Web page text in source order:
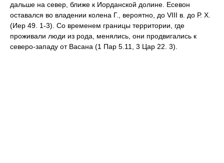
дальше на север, ближе к Иорданской долине. Есевон
оставался во владении колена Г., вероятно, до VIII в. до Р. Х.
(Иер 49. 1-3). Со временем границы территории, где
проживали люди из рода, менялись, они продвигались к
северо-западу от Васана (1 Пар 5.11, 3 Цар 22. 3).